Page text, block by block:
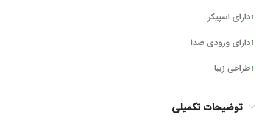
↑دارای اسپيکر
↑دارای ورودی صدا
↑طراحی زيبا
توضیحات تکمیلی